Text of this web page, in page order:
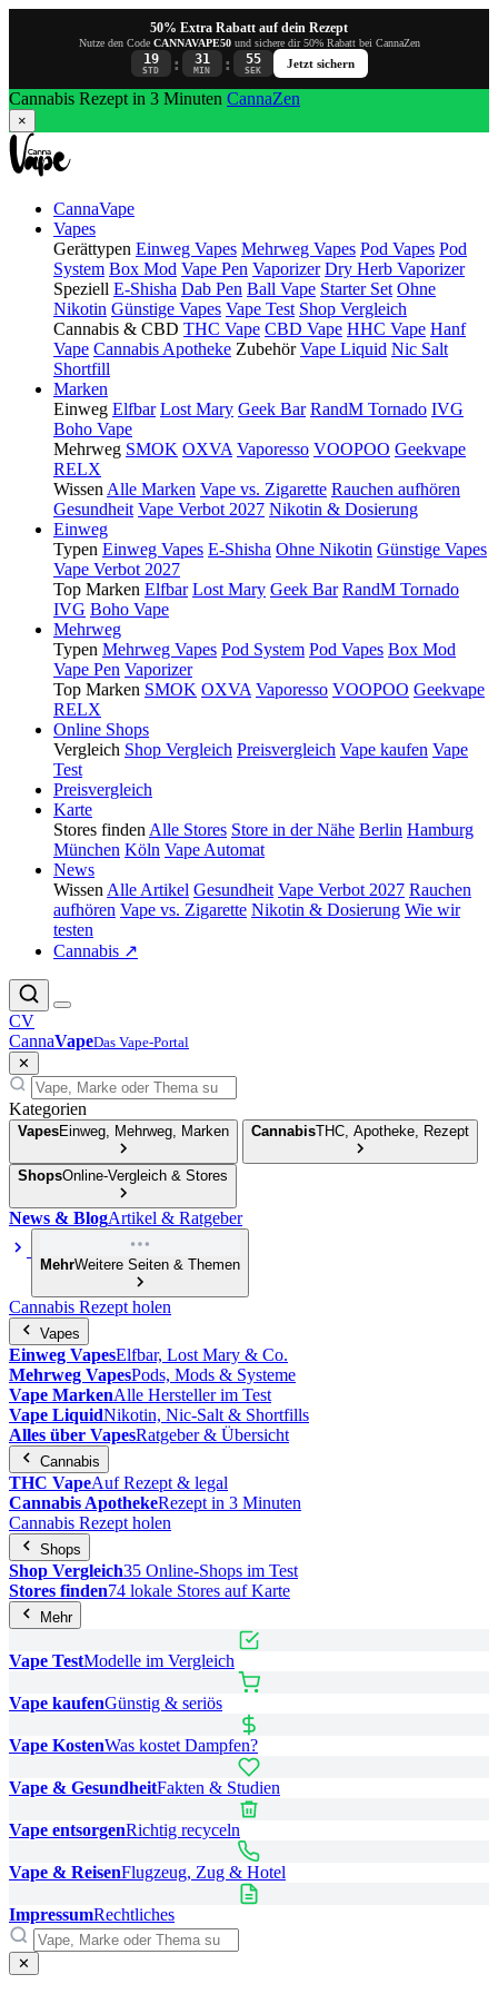
50% Extra Rabatt auf dein Rezept
Nutze den Code CANNAVAPE50und sichere dir 50% Rabatt bei CannaZen
19
STD : 31
MIN : 54
SEK
Jetzt sichern
Cannabis Rezept in 3 Minuten CannaZen
×
CannaVape
Vapes
Gerättypen Einweg Vapes Mehrweg Vapes Pod Vapes Pod
System Box Mod Vape Pen Vaporizer Dry Herb Vaporizer
Speziell E-Shisha Dab Pen Ball Vape Starter Set Ohne
Nikotin Günstige Vapes Vape Test Shop Vergleich
Cannabis & CBD THC Vape CBD Vape HHC Vape Hanf
Vape Cannabis Apotheke Zubehör Vape Liquid Nic Salt
Shortfill
Marken
Einweg Elfbar Lost Mary Geek Bar RandM Tornado IVG
Boho Vape
Mehrweg SMOK OXVA Vaporesso VOOPOO Geekvape
RELX
Wissen Alle Marken Vape vs. Zigarette Rauchen aufhören
Gesundheit Vape Verbot 2027 Nikotin & Dosierung
Einweg
Typen Einweg Vapes E-Shisha Ohne Nikotin Günstige Vapes
Vape Verbot 2027
Top Marken Elfbar Lost Mary Geek Bar RandM Tornado
IVG Boho Vape
Mehrweg
Typen Mehrweg Vapes Pod System Pod Vapes Box Mod
Vape Pen Vaporizer
Top Marken SMOK OXVA Vaporesso VOOPOO Geekvape
RELX
Online Shops
Vergleich Shop Vergleich Preisvergleich Vape kaufen Vape
Test
Preisvergleich
Karte
Stores finden Alle Stores Store in der Nähe Berlin Hamburg
München Köln Vape Automat
News
Wissen Alle Artikel Gesundheit Vape Verbot 2027 Rauchen
aufhören Vape vs. Zigarette Nikotin & Dosierung Wie wir
testen
Cannabis ↗
CV
CannaVapeDas Vape-Portal
✕
Kategorien
VapesEinweg, Mehrweg, Marken CannabisTHC, Apotheke, Rezept
ShopsOnline-Vergleich & Stores
News & BlogArtikel & Ratgeber
MehrWeitere Seiten & Themen
Cannabis Rezept holen
Vapes
Einweg VapesElfbar, Lost Mary & Co.
Mehrweg VapesPods, Mods & Systeme
Vape MarkenAlle Hersteller im Test
Vape LiquidNikotin, Nic-Salt & Shortfills
Alles über VapesRatgeber & Übersicht
Cannabis
THC VapeAuf Rezept & legal
Cannabis ApothekeRezept in 3 Minuten
Cannabis Rezept holen
Shops
Shop Vergleich35 Online-Shops im Test
Stores finden74 lokale Stores auf Karte
Mehr
Vape TestModelle im Vergleich
Vape kaufenGünstig & seriös
Vape KostenWas kostet Dampfen?
Vape & GesundheitFakten & Studien
Vape entsorgenRichtig recyceln
Vape & ReisenFlugzeug, Zug & Hotel
ImpressumRechtliches
✕